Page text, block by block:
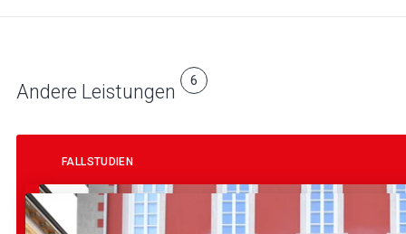
Andere Leistungen 6
FALLSTUDIEN